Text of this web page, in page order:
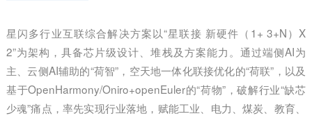
星闪多行业互联综合解决方案以“星联接 新硬件（1+ 3+N）X
2”为架构，具备芯片级设计、堆栈及方案能力。通过端侧AI为
主、云侧AI辅助的“荷智”，空天地一体化联接优化的“荷联”，以及
基于OpenHarmony/Oniro+openEuler的“荷物”，破解行业“缺芯
少魂”痛点，率先实现行业落地，赋能工业、电力、煤炭、教育、